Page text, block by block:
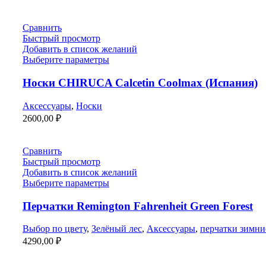
Сравнить
Быстрый просмотр
Добавить в список желаний
Выберите параметры
Носки CHIRUCA Calcetin Coolmax (Испания)
Аксессуары, Носки
2600,00 ₽
Сравнить
Быстрый просмотр
Добавить в список желаний
Выберите параметры
Перчатки Remington Fahrenheit Green Forest
Выбор по цвету, Зелёный лес, Аксессуары, перчатки
4290,00 ₽